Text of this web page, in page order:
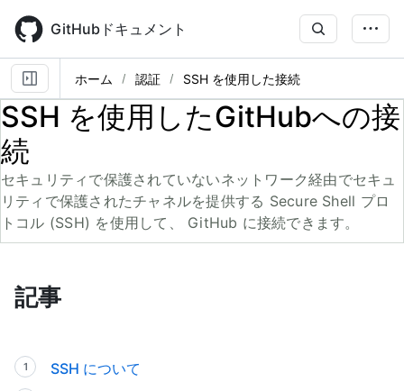
main
content
GitHubドキュメント
ホーム 認証 SSH を使用した接続
SSH を使用したGitHubへの接
続
セキュリティで保護されていないネットワーク経由でセキュ
リティで保護されたチャネルを提供する Secure Shell プロ
トコル (SSH) を使用して、 GitHub に接続できます。
記事
SSH について